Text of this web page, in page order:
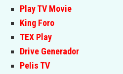
Play TV Movie
King Foro
TEX Play
Drive Generador
Pelis TV